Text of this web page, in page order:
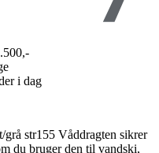
i dag
str155 Våddragten sikrer
du bruger den til vandski,